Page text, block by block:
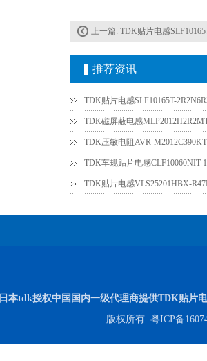
上一篇: TDK贴片电感SLF10165T-
推荐资讯
TDK贴片电感SLF10165T-
TDK磁屏蔽电感
TDK压敏电阻AVR-
TDK贴片电感VLS25201HBX-
日本tdk授权中国国内一级代理商提供TDK贴片
版权所有 粤ICP备